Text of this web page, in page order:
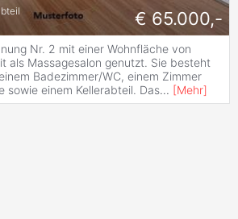
€ 65.000,-
Nr. 2 mit einer Wohnfläche von
als Massagesalon genutzt. Sie besteht
Badezimmer/WC, einem Zimmer
sowie einem Kellerabteil. Das... [Mehr]